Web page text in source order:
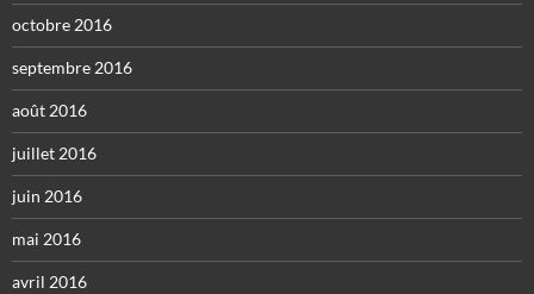
octobre 2016
septembre 2016
août 2016
juillet 2016
juin 2016
mai 2016
avril 2016